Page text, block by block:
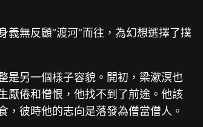
無反顧“渡河”而往，為幻想選擇了撲
是另一個樣子容貌。開初，梁漱溟也
厭倦和憎恨，他找不到了前途。他該
彼時他的志向是落發為僧當僧人。